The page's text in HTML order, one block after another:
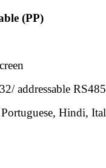
(PP)
addressable
Hindi,